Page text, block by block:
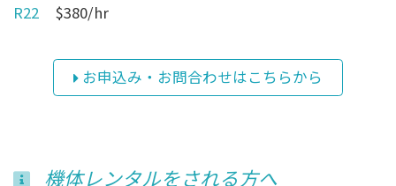
R22 $380/hr
お申込み・お問合わせはこちらから
機体レンタルをされる方へ